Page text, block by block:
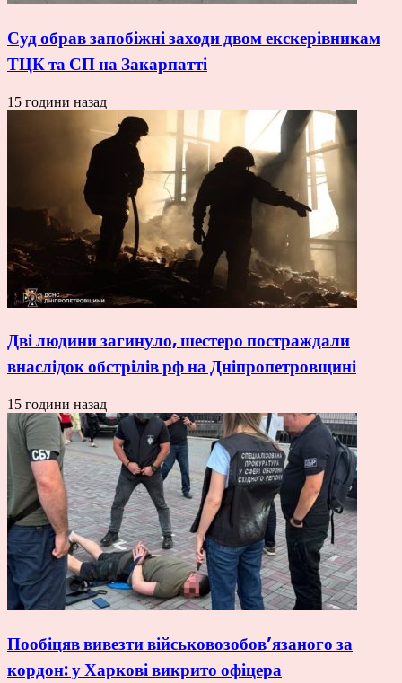
Суд обрав запобіжні заходи двом екскерівникам
ТЦК та СП на Закарпатті
15 години назад
Дві людини загинуло, шестеро постраждали
внаслідок обстрілів рф на Дніпропетровщині
15 години назад
Пообіцяв вивезти військовозобов’язаного за
кордон: у Харкові викрито офіцера